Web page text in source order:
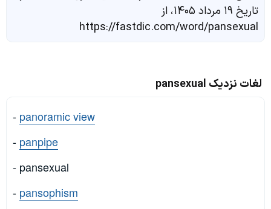
تاریخ ۱۹ مرداد ۱۴۰۵، از
https://fastdic.com/word/pansexual
لغات نزدیک pansexual
- panoramic view
- panpipe
- pansexual
- pansophism